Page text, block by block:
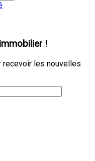
!
recevoir les nouvelles